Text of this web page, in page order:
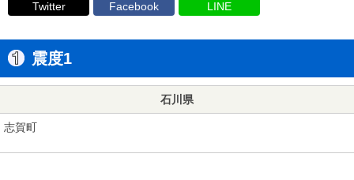
Twitter Facebook LINE
震度1
石川県
志賀町